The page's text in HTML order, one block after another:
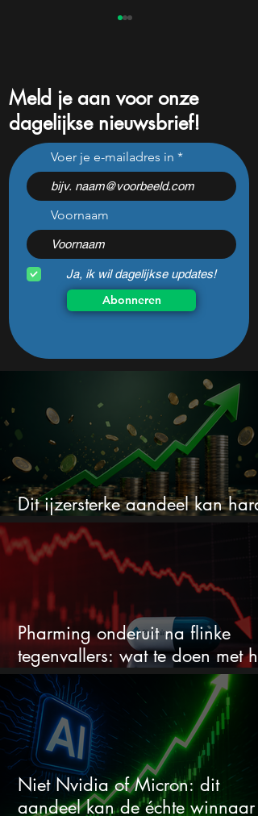
Palantir stijgt 13% na
dronesignaal: AI-aandeel
blijft pijnlijk duur
Meld je aan voor onze
dagelijkse nieuwsbrief!
Voer je e-mailadres in
Voornaam
Ja, ik wil dagelijkse updates!
Abonneren
Dit ijzersterke aandeel kan hard
stijgen maar bijna niemand kijkt
Pharming onderuit na flinke
tegenvallers: wat te doen met
aandeel?
Niet Nvidia of Micron: dit
aandeel kan de échte winnaar